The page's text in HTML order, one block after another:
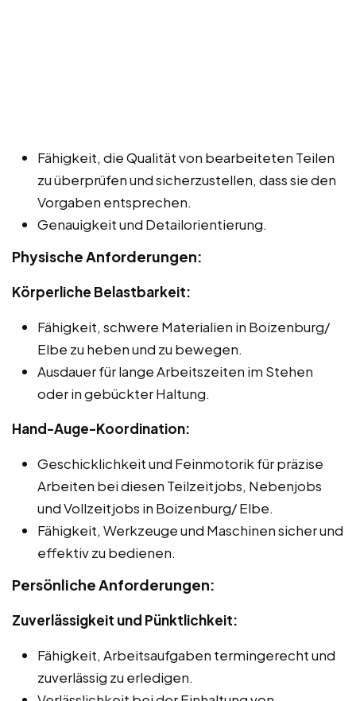
Fähigkeit, die Qualität von bearbeiteten Teilen
zu überprüfen und sicherzustellen, dass sie den
Vorgaben entsprechen.
Genauigkeit und Detailorientierung.
Physische Anforderungen:
Körperliche Belastbarkeit:
Fähigkeit, schwere Materialien in Boizenburg/
Elbe zu heben und zu bewegen.
Ausdauer für lange Arbeitszeiten im Stehen
oder in gebückter Haltung.
Hand-Auge-Koordination:
Geschicklichkeit und Feinmotorik für präzise
Arbeiten bei diesen Teilzeitjobs, Nebenjobs
und Vollzeitjobs in Boizenburg/ Elbe.
Fähigkeit, Werkzeuge und Maschinen sicher und
effektiv zu bedienen.
Persönliche Anforderungen:
Zuverlässigkeit und Pünktlichkeit:
Fähigkeit, Arbeitsaufgaben termingerecht und
zuverlässig zu erledigen.